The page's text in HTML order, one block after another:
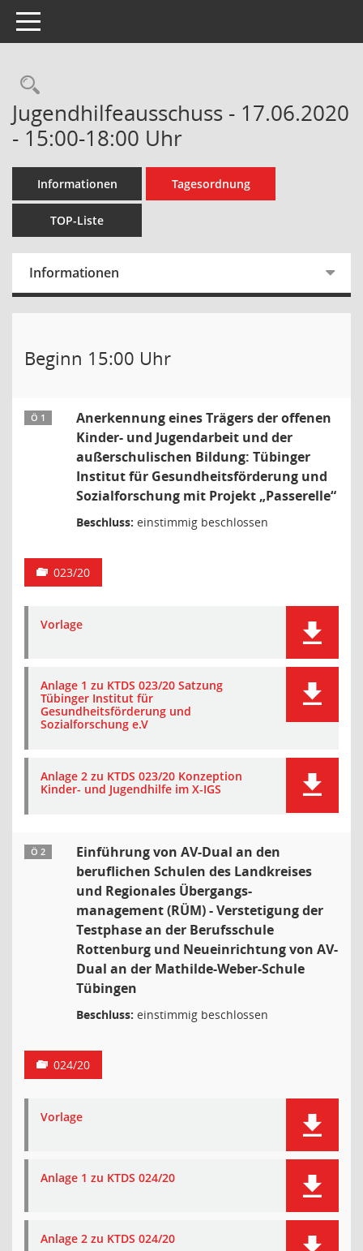
Toggle navigation
Rechercheauswahl
Jugendhilfeausschuss - 17.06.2020
- 15:00-18:00 Uhr
Informationen Tagesordnung
TOP-Liste
Informationen
Beginn 15:00 Uhr
Ö 1
Anerkennung eines Trägers der offenen
Kinder- und Jugendarbeit und der
außerschulischen Bildung: Tübinger
Institut für Gesundheitsförderung und
Sozialforschung mit Projekt „Passerelle“
Beschluss: einstimmig beschlossen
023/20
Vorlage
Anlage 1 zu KTDS 023/20 Satzung
Tübinger Institut für
Gesundheitsförderung und
Sozialforschung e.V
Anlage 2 zu KTDS 023/20 Konzeption
Kinder- und Jugendhilfe im X-IGS
Ö 2
Einführung von AV-Dual an den
beruflichen Schulen des Landkreises
und Regionales Übergangs-
management (RÜM) - Verstetigung der
Testphase an der Berufsschule
Rottenburg und Neueinrichtung von AV-
Dual an der Mathilde-Weber-Schule
Tübingen
Beschluss: einstimmig beschlossen
024/20
Vorlage
Anlage 1 zu KTDS 024/20
Anlage 2 zu KTDS 024/20